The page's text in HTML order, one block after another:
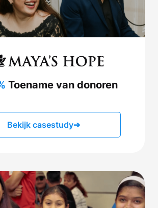
Toename van donoren
Bekijk casestudy➔